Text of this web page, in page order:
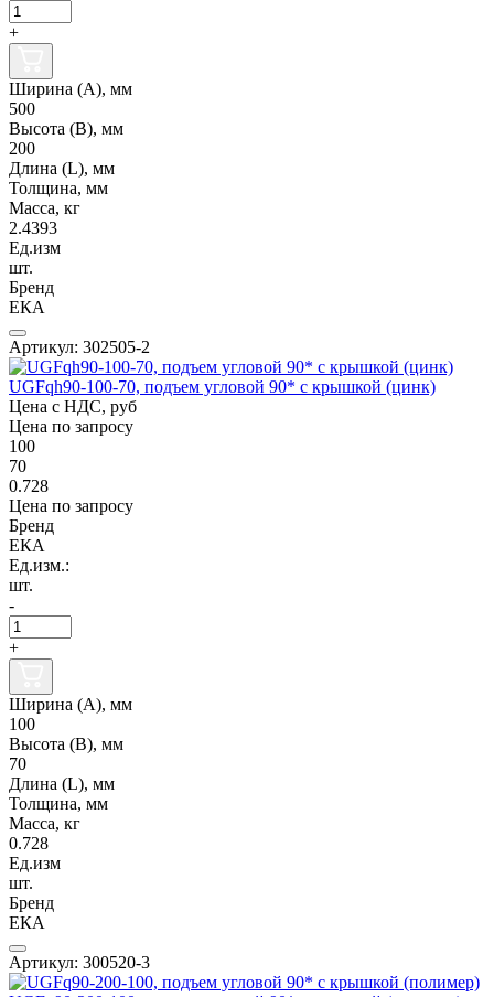
+
Ширина (А), мм
500
Высота (В), мм
200
Длина (L), мм
Толщина, мм
Масса, кг
2.4393
Ед.изм
шт.
Бренд
ЕКА
Артикул: 302505-2
UGFqh90-100-70, подъем угловой 90* с крышкой (цинк)
Цена с НДС, руб
Цена по запросу
100
70
0.728
Цена по запросу
Бренд
ЕКА
Ед.изм.:
шт.
-
+
Ширина (А), мм
100
Высота (В), мм
70
Длина (L), мм
Толщина, мм
Масса, кг
0.728
Ед.изм
шт.
Бренд
ЕКА
Артикул: 300520-3